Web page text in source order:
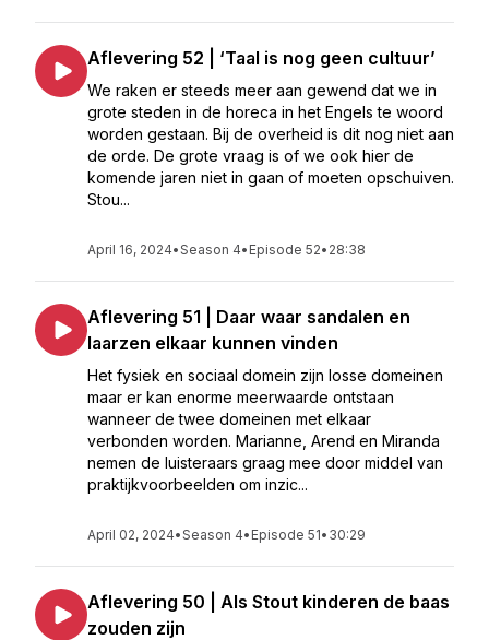
Aflevering 52 | ‘Taal is nog geen cultuur’
We raken er steeds meer aan gewend dat we in
grote steden in de horeca in het Engels te woord
worden gestaan. Bij de overheid is dit nog niet aan
de orde. De grote vraag is of we ook hier de
komende jaren niet in gaan of moeten opschuiven.
Stou...
April 16, 2024•Season 4• Episode 52• 28:38
Aflevering 51 | Daar waar sandalen en
laarzen elkaar kunnen vinden
Het fysiek en sociaal domein zijn losse domeinen
maar er kan enorme meerwaarde ontstaan
wanneer de twee domeinen met elkaar
verbonden worden. Marianne, Arend en Miranda
nemen de luisteraars graag mee door middel van
praktijkvoorbeelden om inzic...
April 02, 2024•Season 4• Episode 51• 30:29
Aflevering 50 | Als Stout kinderen de baas
zouden zijn